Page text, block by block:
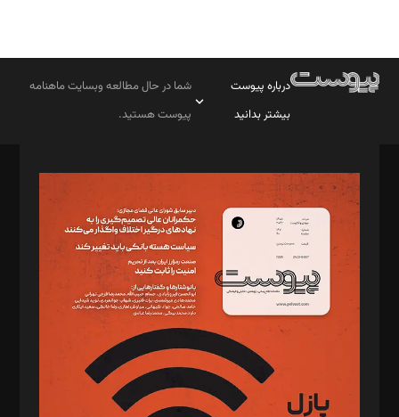
درباره پیوست
بیشتر بدانید
شما در حال مطالعه وبسایت ماهنامه
پیوست هستید.
مدیر مسئول: محمدباقر اثنی‌عشری
سردبیر: مهرک محمودی
دبیر تحریریه: میثم قاسمی
د‌بیر ناداستان: سمانه سمیع
د‌بیر خدمت و تجارت: ابوالفضل رجبی
د‌بیر حقوق فناوری: حسام‌الدین ایپکچی
د‌بیر پیوست جهان: مینا پاکدل
د‌بیر تحریریه آنلاین: بابک نقاش
تحریریه‌: مجتبی محمود‌ی، آرش برهمند، یسنا امان‌پور، سروش کرمیان،
مصطفی مسجدی آرانی، ابوالفضل رجبی، زهرا فکرانه، فائزه فتحی